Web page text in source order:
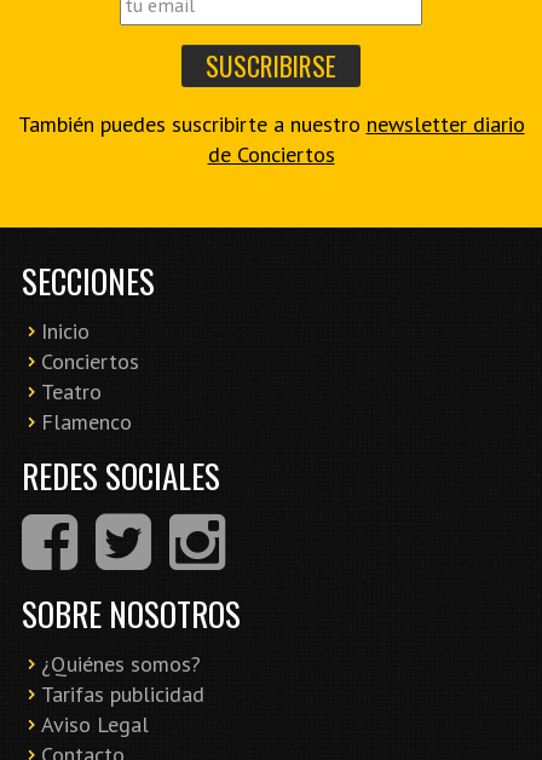
También puedes suscribirte a nuestro newsletter diario
de Conciertos
SECCIONES
Inicio
Conciertos
Teatro
Flamenco
REDES SOCIALES
SOBRE NOSOTROS
¿Quiénes somos?
Tarifas publicidad
Aviso Legal
Contacto